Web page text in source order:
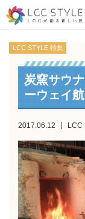
LCC STYLE 特集
炭窯サウ
ーウェイ
2017.06.12 LCC